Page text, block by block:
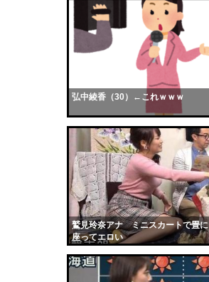
弘中綾香（30）←これｗｗｗ
鷲見玲奈アナ ミニスカートで畳に
座ってエロい